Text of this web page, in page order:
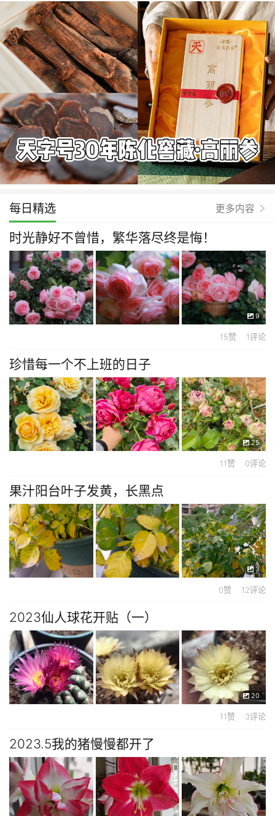
每日精选 更多内容
时光静好不曾惜，繁华落尽终是悔！
9
15赞 1评论
珍惜每一个不上班的日子
25
11赞 0评论
果汁阳台叶子发黄，长黑点
3
0赞 12评论
2023仙人球花开贴（一）
20
11赞 3评论
2023.5我的猪慢慢都开了